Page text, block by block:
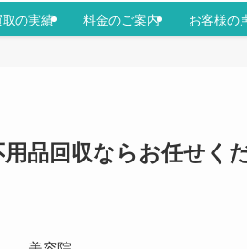
の実績 料金のご案内 お客様の
品回収ならお任せく